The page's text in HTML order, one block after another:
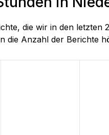
die wir in den
Anzahl der Berichte